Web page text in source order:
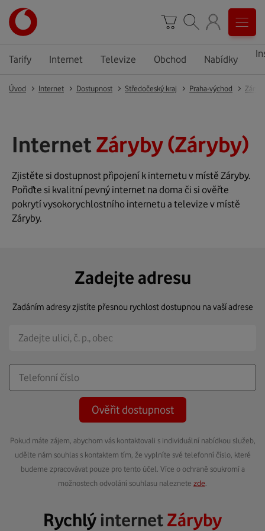
Tarify Internet Televize Obchod Nabídky
Úvod Internet Dostupnost Středočeský kraj Praha-východ
Internet Záryby (Záryby)
Zjistěte si dostupnost připojení k internetu v místě Záryby.
Pořiďte si kvalitní pevný internet na doma či si ověřte
pokrytí vysokorychlostního internetu a televize v místě
Záryby.
Zadejte adresu
Zadáním adresy zjistíte přesnou rychlost dostupnou na vaší adrese
Ověřit dostupnost
Pokud máte zájem, abychom vás kontaktovali s individuální nabídkou služeb,
udělte nám souhlas s kontaktem tím, že vyplníte své telefonní číslo, které
budeme zpracovávat pouze pro tento účel. Více o ochraně soukromí a
možnostech odvolání souhlasu naleznete zde
RychlýinternetZáryby